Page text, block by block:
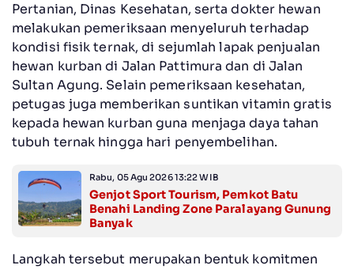
Pertanian, Dinas Kesehatan, serta dokter hewan
melakukan pemeriksaan menyeluruh terhadap
kondisi fisik ternak, di sejumlah lapak penjualan
hewan kurban di Jalan Pattimura dan di Jalan
Sultan Agung. Selain pemeriksaan kesehatan,
petugas juga memberikan suntikan vitamin gratis
kepada hewan kurban guna menjaga daya tahan
tubuh ternak hingga hari penyembelihan.
Rabu, 05 Agu 2026 13:22 WIB
Genjot Sport Tourism, Pemkot Batu
Benahi Landing Zone Paralayang Gunung
Banyak
Langkah tersebut merupakan bentuk komitmen